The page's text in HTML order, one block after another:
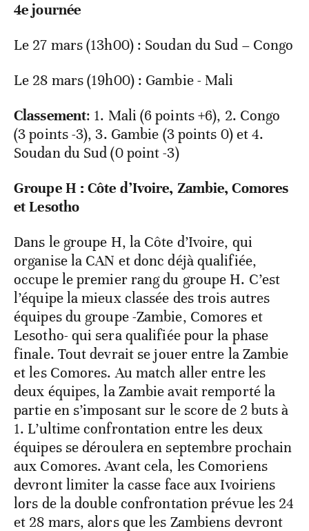
4e journée
Le 27 mars (13h00) : Soudan du Sud – Congo
Le 28 mars (19h00) : Gambie - Mali
Classement: 1. Mali (6 points +6), 2. Congo
(3 points -3), 3. Gambie (3 points 0) et 4.
Soudan du Sud (0 point -3)
Groupe H : Côte d’Ivoire, Zambie, Comores
et Lesotho
Dans le groupe H, la Côte d’Ivoire, qui
organise la CAN et donc déjà qualifiée,
occupe le premier rang du groupe H. C’est
l’équipe la mieux classée des trois autres
équipes du groupe -Zambie, Comores et
Lesotho- qui sera qualifiée pour la phase
finale. Tout devrait se jouer entre la Zambie
et les Comores. Au match aller entre les
deux équipes, la Zambie avait remporté la
partie en s’imposant sur le score de 2 buts à
1. L’ultime confrontation entre les deux
équipes se déroulera en septembre prochain
aux Comores. Avant cela, les Comoriens
devront limiter la casse face aux Ivoiriens
lors de la double confrontation prévue les 24
et 28 mars, alors que les Zambiens devront